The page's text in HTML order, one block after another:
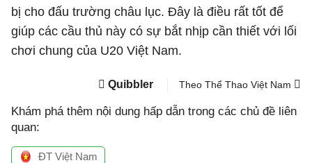
bị cho đấu trường châu lục. Đây là điều rất tốt để
giúp các cầu thủ này có sự bắt nhịp cần thiết với lối
chơi chung của U20 Việt Nam.
Quibbler Theo Thể Thao Việt Nam
Khám phá thêm nội dung hấp dẫn trong các chủ đề liên
quan:
ĐT Việt Nam